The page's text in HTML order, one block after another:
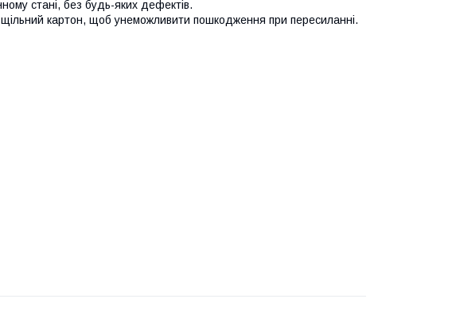
стані, без будь-яких дефектів.
картон, щоб унеможливити пошкодження при пересиланні.